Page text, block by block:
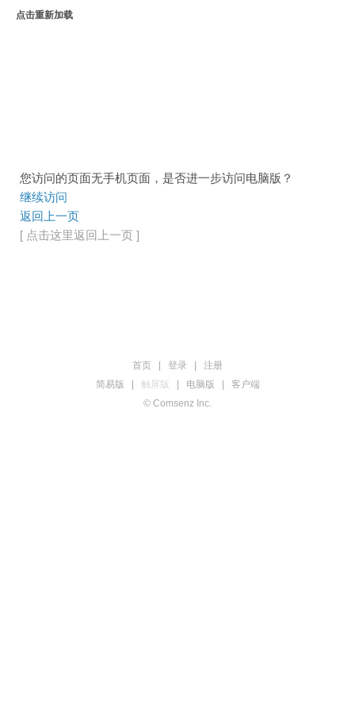
点击重新加载
您访问的页面无手机页面，是否进一步访问电脑版？
继续访问
返回上一页
[ 点击这里返回上一页 ]
首页 登录
注册
简易版
触屏版 电脑版
客户端
© Comsenz Inc.